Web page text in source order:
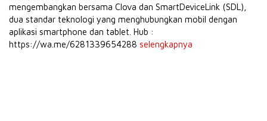
mengembangkan bersama Clova dan SmartDeviceLink (SDL),
dua standar teknologi yang menghubungkan mobil dengan
aplikasi smartphone dan tablet. Hub :
https://wa.me/6281339654288 selengkapnya